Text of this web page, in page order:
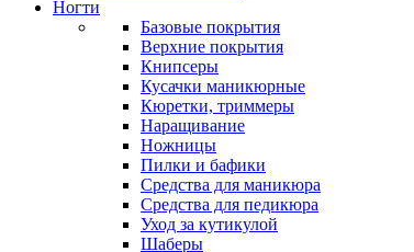
Ногти
Базовые покрытия
Верхние покрытия
Книпсеры
Кусачки маникюрные
Кюретки, триммеры
Наращивание
Ножницы
Пилки и бафики
Средства для маникюра
Средства для педикюра
Уход за кутикулой
Шаберы